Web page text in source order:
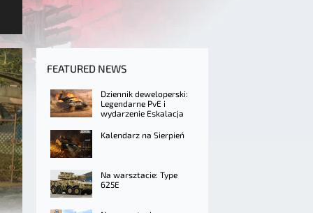
FEATURED NEWS
Dziennik deweloperski:
Legendarne PvE i
wydarzenie Eskalacja
Kalendarz na Sierpień
Na warsztacie: Type
625E